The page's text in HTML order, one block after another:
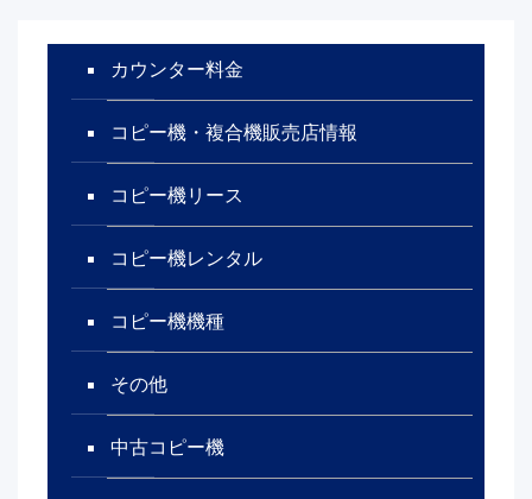
カウンター料金
コピー機・複合機販売店情報
コピー機リース
コピー機レンタル
コピー機機種
その他
中古コピー機